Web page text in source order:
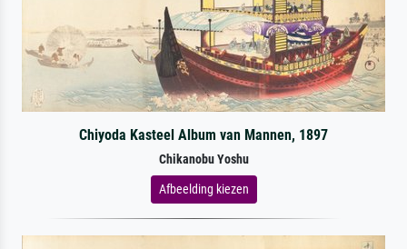
Chiyoda Kasteel Album van Mannen, 1897
Chikanobu Yoshu
Afbeelding kiezen